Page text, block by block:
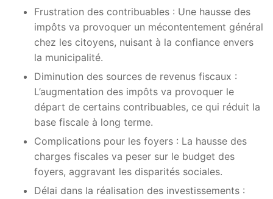
Frustration des contribuables : Une hausse des
impôts va provoquer un mécontentement général
chez les citoyens, nuisant à la confiance envers
la municipalité.
Diminution des sources de revenus fiscaux :
L’augmentation des impôts va provoquer le
départ de certains contribuables, ce qui réduit la
base fiscale à long terme.
Complications pour les foyers : La hausse des
charges fiscales va peser sur le budget des
foyers, aggravant les disparités sociales.
Délai dans la réalisation des investissements :